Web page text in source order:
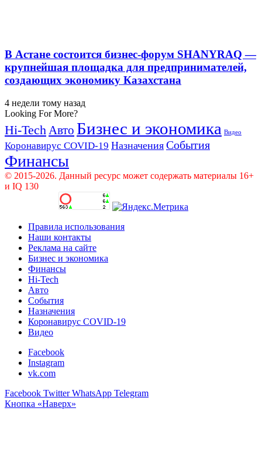
В Астане состоится бизнес-форум SHANYRAQ —
крупнейшая площадка для предпринимателей,
создающих экономику Казахстана
4 недели тому назад
Looking For More?
Hi-Tech Авто Бизнес и экономика Видео
Коронавирус COVID-19 Назначения События
Финансы
© 2015-2026. Данный ресурс может содержать материалы 16+
и IQ 130
Правила использования
Наши контакты
Реклама на сайте
Бизнес и экономика
Финансы
Hi-Tech
Авто
События
Назначения
Коронавирус COVID-19
Видео
Facebook
Instagram
vk.com
Facebook Twitter WhatsApp Telegram
Кнопка «Наверх»